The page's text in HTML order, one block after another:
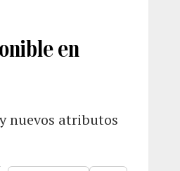
en
nuevos atributos